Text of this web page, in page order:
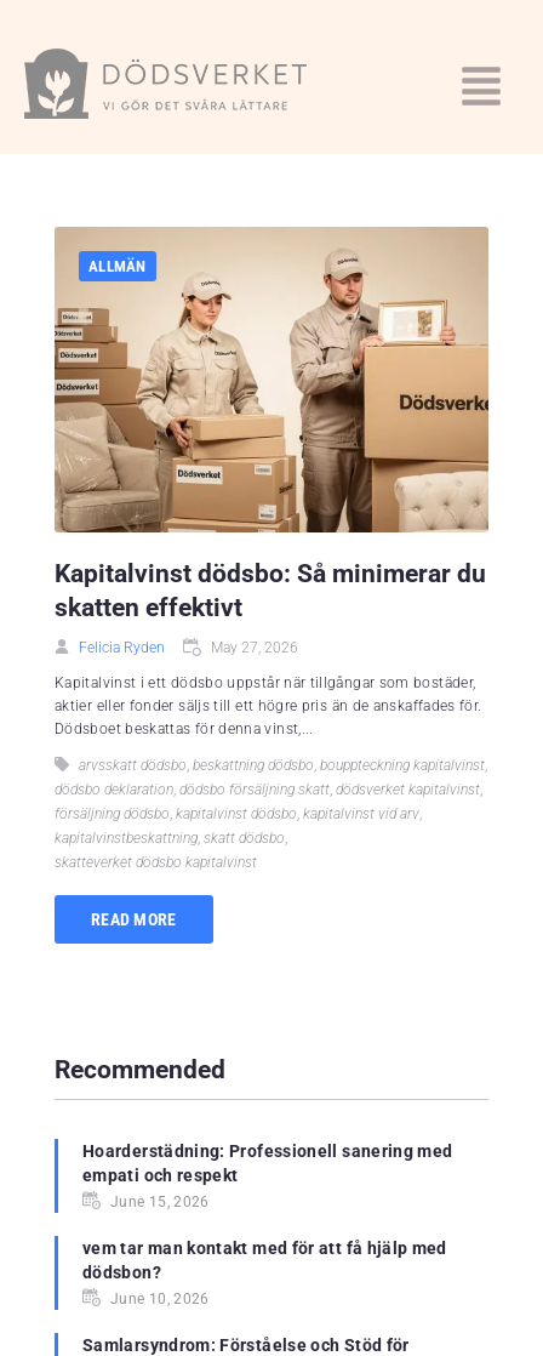
ALLMÄN
Kapitalvinst dödsbo: Så minimerar du
skatten effektivt
Felicia Ryden May 27, 2026
Kapitalvinst i ett dödsbo uppstår när tillgångar som bostäder,
aktier eller fonder säljs till ett högre pris än de anskaffades för.
Dödsboet beskattas för denna vinst,...
arvsskatt dödsbo, beskattning dödsbo, bouppteckning kapitalvinst,
dödsbo deklaration, dödsbo försäljning skatt, dödsverket kapitalvinst,
försäljning dödsbo, kapitalvinst dödsbo, kapitalvinst vid arv,
kapitalvinstbeskattning, skatt dödsbo,
skatteverket dödsbo kapitalvinst
READ MORE
Recommended
Hoarderstädning: Professionell sanering med
empati och respekt
June 15, 2026
vem tar man kontakt med för att få hjälp med
dödsbon?
June 10, 2026
Samlarsyndrom: Förståelse och Stöd för